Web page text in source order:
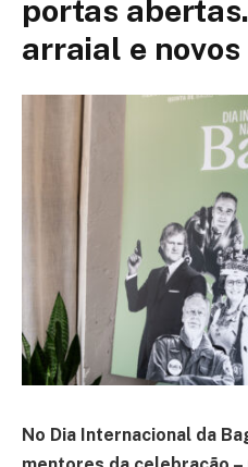
portas
arraial e
No Dia Internacional da